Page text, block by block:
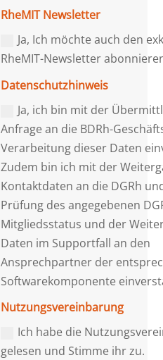
RheMIT Newsletter
Ja, Ich möchte auch den
RheMIT-Newsletter
Datenschutzhinweis
Ja, ich bin mit der
Anfrage an die BDRh-
Verarbeitung dieser Daten
Zudem bin ich mit der
Kontaktdaten an die DGRh
Prüfung des angegebenen
Mitgliedsstatus und der
Daten im Supportfall an den
Ansprechpartner der
Softwarekomponente
Nutzungsvereinbarung
Ich habe die
gelesen und Stimme ihr zu.